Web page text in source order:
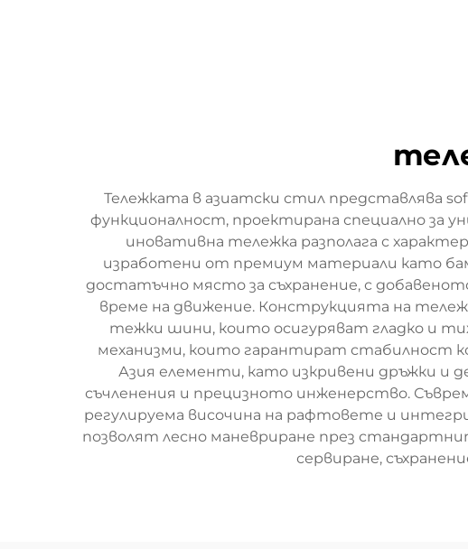
Тележката в азиатски стил представлява
функционалност, проектирана специално за
иновативна тележка разполага с
изработени от премиум материали като
достатъчно място за съхранение, с
време на движение. Конструкцията на
тежки шини, които осигуряват гладко и
механизми, които гарантират стабилност
Азия елементи, като изкривени дръжки и
съчленения и прецизното инженерство.
регулируема височина на рафтовете и
позволят лесно маневриране през
сервиране,